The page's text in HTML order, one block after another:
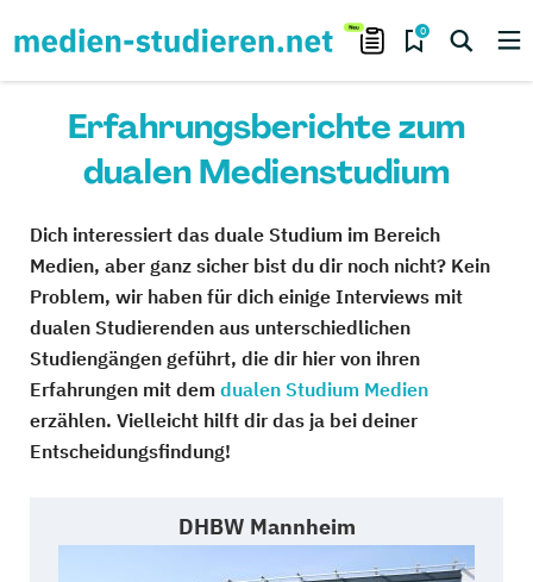
0
Erfahrungsberichte zum
dualen Medienstudium
Dich interessiert das duale Studium im Bereich
Medien, aber ganz sicher bist du dir noch nicht? Kein
Problem, wir haben für dich einige Interviews mit
dualen Studierenden aus unterschiedlichen
Studiengängen geführt, die dir hier von ihren
Erfahrungen mit dem dualen Studium Medien
erzählen. Vielleicht hilft dir das ja bei deiner
Entscheidungsfindung!
DHBW Mannheim